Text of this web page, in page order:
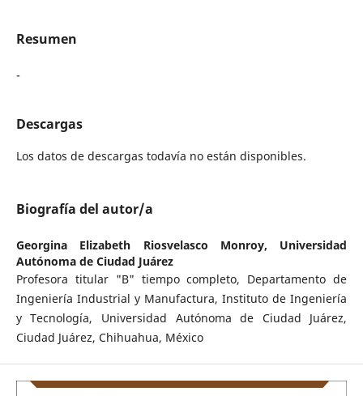
Resumen
-
Descargas
Los datos de descargas todavía no están disponibles.
Biografía del autor/a
Georgina Elizabeth Riosvelasco Monroy, Universidad
Autónoma de Ciudad Juárez
Profesora titular "B" tiempo completo, Departamento de
Ingeniería Industrial y Manufactura, Instituto de Ingeniería
y Tecnología, Universidad Autónoma de Ciudad Juárez,
Ciudad Juárez, Chihuahua, México